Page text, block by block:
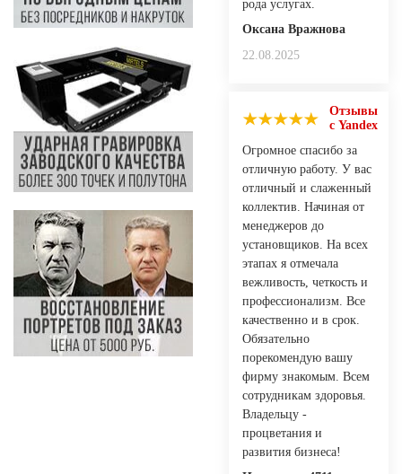
рода услугах.
Оксана Вражнова
22.08.2025
Отзывы
с Yandex
Огромное спасибо за
отличную работу. У вас
отличный и слаженный
коллектив. Начиная от
менеджеров до
установщиков. На всех
этапах я отмечала
вежливость, четкость и
профессионализм. Все
качественно и в срок.
Обязательно
порекомендую вашу
фирму знакомым. Всем
сотрудникам здоровья.
Владельцу -
процветания и
развития бизнеса!